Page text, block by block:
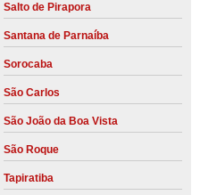
Salto de Pirapora
Santana de Parnaíba
Sorocaba
São Carlos
São João da Boa Vista
São Roque
Tapiratiba